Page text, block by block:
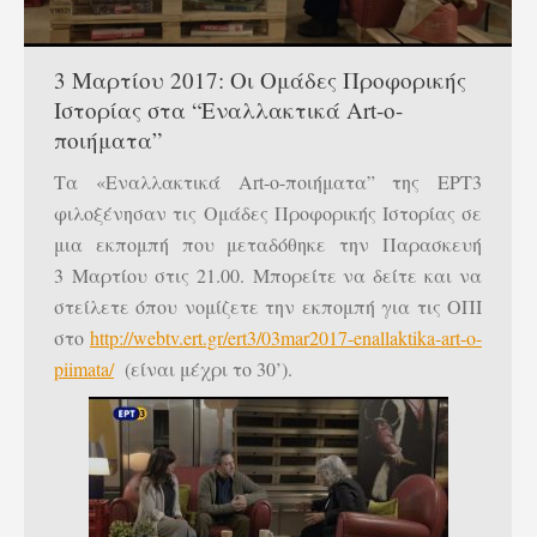
3 Μαρτίου 2017: Οι Ομάδες Προφορικής
Ιστορίας στα “Εναλλακτικά Αrt-ο-
ποιήματα”
Τα «Εναλλακτικά Art-ο-ποιήματα” της ΕΡΤ3
φιλοξένησαν τις Ομάδες Προφορικής Ιστορίας σε
μια εκπομπή που μεταδόθηκε την Παρασκευή
3 Μαρτίου στις 21.00. Μπορείτε να δείτε και να
στείλετε όπου νομίζετε την εκπομπή για τις ΟΠΙ
στο http://webtv.ert.gr/ert3/03mar2017-enallaktika-art-o-
piimata/(είναι μέχρι το 30’).